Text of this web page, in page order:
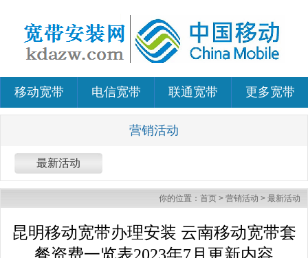
移动宽带 电信宽带 联通宽带 更多宽带
营销活动
最新活动
你的位置： 首页 > 营销活动 > 最新活动
昆明移动宽带办理安装 云南移动宽带套